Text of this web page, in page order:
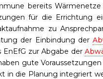
bereits
für die Errichtung
zu
der Einbindung der
EnEfG zur Abgabe der
gute
in die Planung integriert